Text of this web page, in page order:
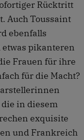
Rücktritt
Auch Toussaint
ebenfalls
pikanteren
Frauen für ihre
für die Macht?
die in diesem
exquisite
und Frankreich